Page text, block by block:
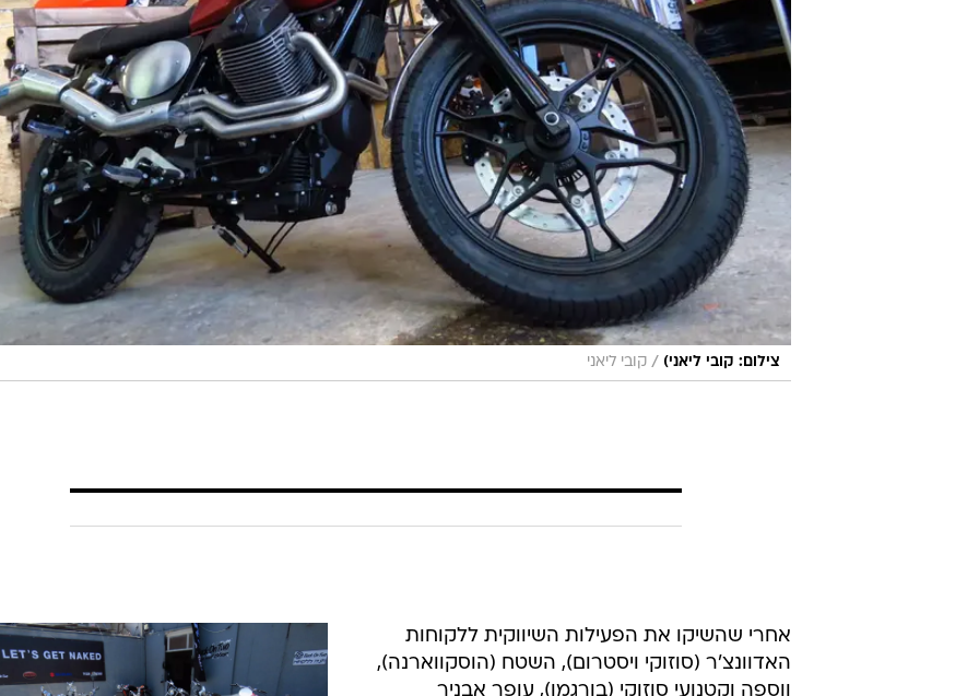
צילום: קובי ליאני) / קובי ליאני
אחרי שהשיקו את הפעילות השיווקית ללקוחות
האדוונצ'ר (סוזוקי ויסטרום), השטח (הוסקווארנה),
ווספה וקטנועי סוזוקי (בורגמן), עופר אבניר